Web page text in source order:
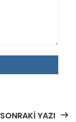
SONRAKI YAZI